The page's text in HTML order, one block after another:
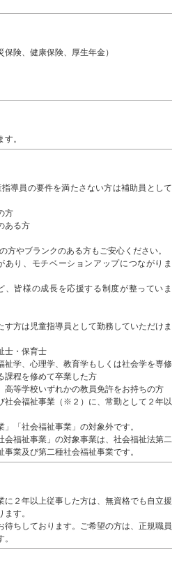
険、健康保険、厚生年金）
。
員の要件を満たさない方は補助員として
方
ある方
方やブランクのある方もご安心ください。
あり、モチベーションアップにつながりま
、皆様の成長を応援する制度が整っていま
方は児童指導員として勤務していただけま
士・保育士
学、心理学、教育学もしくは社会学を専修
課程を修めて卒業した方
等学校いずれかの教員免許をお持ちの方
会福祉事業（※２）に、常勤として２年以
「社会福祉事業」の対象外です。
福祉事業」の対象事業は、社会福祉法第二
業及び第二種社会福祉事業です。
に２年以上従事した方は、無資格でも自立援
す。
待ちしております。ご希望の方は、正規職員